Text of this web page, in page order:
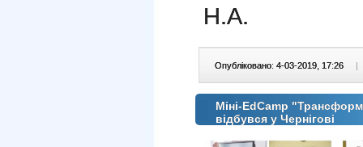
Н.А.
Опубліковано: 4-03-2019, 17:26 |
Міні-EdCamp
відбувся у Чернігові